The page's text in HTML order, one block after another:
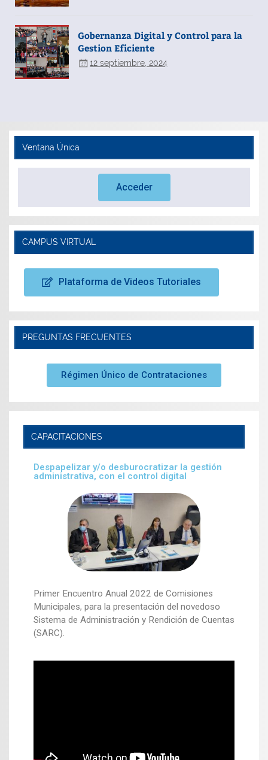
Gobernanza Digital y Control para la
Gestion Eficiente
12 septiembre, 2024
Ventana Única
Acceder
CAMPUS VIRTUAL
Plataforma de Videos Tutoriales
PREGUNTAS FRECUENTES
Régimen Único de Contrataciones
CAPACITACIONES
Despapelizar y/o desburocratizar la gestión
administrativa, con el control digital
Primer Encuentro Anual 2022 de Comisiones
Municipales, para la presentación del novedoso
Sistema de Administración y Rendición de Cuentas
(SARC).